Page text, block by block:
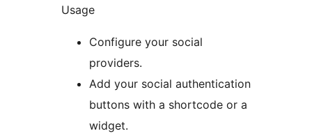
Usage
Configure your social
providers.
Add your social authentication
buttons with a shortcode or a
widget.